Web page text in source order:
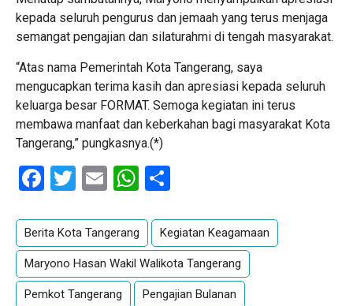
kepada seluruh pengurus dan jemaah yang terus menjaga
semangat pengajian dan silaturahmi di tengah masyarakat.
“Atas nama Pemerintah Kota Tangerang, saya
mengucapkan terima kasih dan apresiasi kepada seluruh
keluarga besar FORMAT. Semoga kegiatan ini terus
membawa manfaat dan keberkahan bagi masyarakat Kota
Tangerang,” pungkasnya.(*)
Facebook
Twitter
EmailWhatsApp
Berita Kota Tangerang Kegiatan Keagamaan
Maryono Hasan Wakil Walikota Tangerang
Pemkot Tangerang Pengajian Bulanan